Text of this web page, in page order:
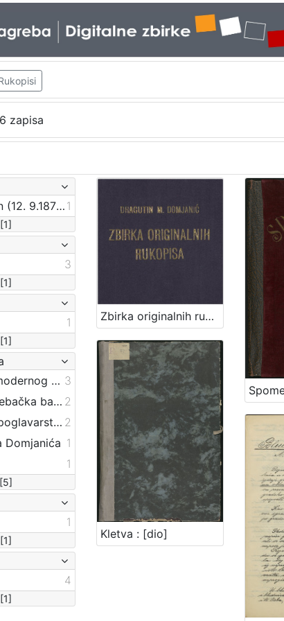
zapisa
Domjanić, Dragutin (12. 9.1875. – 07. 6.1933.) 1
[1]
3
[1]
1
[1]
Zagreb na pragu modernog doba 3
Digitalizirana zagrebačka baština 2
Propisi Gradskog poglavarstva 2
Domjanića 1
1
[5]
1
[1]
4
[1]
Zbirka originalnih rukopisa / Dragutin M. Domjanić
Kletva : [dio]